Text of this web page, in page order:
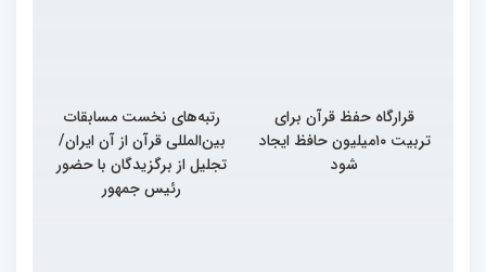
قرارگاه حفظ قرآن برای
تربیت ۱۰میلیون حافظ ایجاد
شود
رتبه‌های نخست مسابقات
بین‌المللی قرآن از آن ایران/
تجلیل از برگزیدگان با حضور
رئیس جمهور